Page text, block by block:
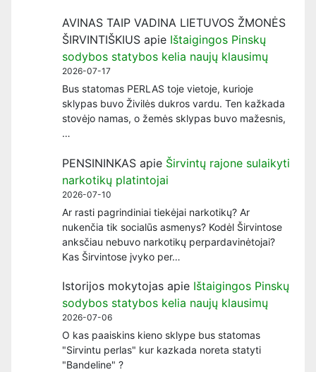
AVINAS TAIP VADINA LIETUVOS ŽMONĖS
ŠIRVINTIŠKIUS apie Ištaigingos Pinskų
sodybos statybos kelia naujų klausimų
2026-07-17
Bus statomas PERLAS toje vietoje, kurioje
sklypas buvo Živilės dukros vardu. Ten kažkada
stovėjo namas, o žemės sklypas buvo mažesnis,
…
PENSININKAS apie Širvintų rajone sulaikyti
narkotikų platintojai
2026-07-10
Ar rasti pagrindiniai tiekėjai narkotikų? Ar
nukenčia tik socialūs asmenys? Kodėl Širvintose
anksčiau nebuvo narkotikų perpardavinėtojai?
Kas Širvintose įvyko per…
Istorijos mokytojas apie Ištaigingos Pinskų
sodybos statybos kelia naujų klausimų
2026-07-06
O kas paaiskins kieno sklype bus statomas
"Sirvintu perlas" kur kazkada noreta statyti
"Bandeline" ?